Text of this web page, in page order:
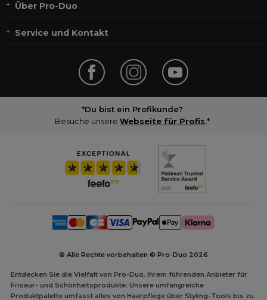
Über Pro-Duo
Service und Kontakt
*Du bist ein Profikunde?
Besuche unsere Webseite für Profis.*
© Alle Rechte vorbehalten © Pro-Duo 2026
Entdecken Sie die Vielfalt von Pro-Duo, Ihrem führenden Anbieter für
Friseur- und Schönheitsprodukte. Unsere umfangreiche
Produktpalette umfasst alles von Haarpflege über Styling-Tools bis zu